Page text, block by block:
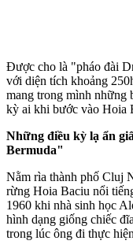
Được cho là "pháo đài
với diện tích khoảng
mang trong mình những
kỳ ai khi bước vào Hoia
Những điều kỳ lạ ẩn
Bermuda"
Nằm rìa thành phố Cluj
rừng Hoia Baciu nổi
1960 khi nhà sinh học
hình dạng giống chiếc
trong lúc ông đi thực